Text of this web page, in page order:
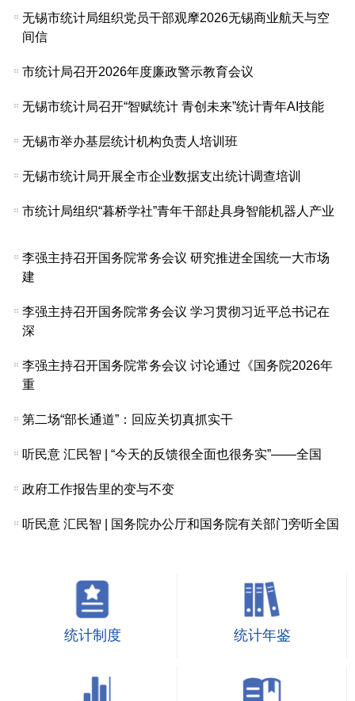
无锡市统计局组织党员干部观摩2026无锡商业航天与空
间信
市统计局召开2026年度廉政警示教育会议
无锡市统计局召开“智赋统计 青创未来”统计青年AI技能
无锡市举办基层统计机构负责人培训班
无锡市统计局开展全市企业数据支出统计调查培训
市统计局组织“暮桥学社”青年干部赴具身智能机器人产业
李强主持召开国务院常务会议 研究推进全国统一大市场
建
李强主持召开国务院常务会议 学习贯彻习近平总书记在
深
李强主持召开国务院常务会议 讨论通过《国务院2026年
重
第二场“部长通道”：回应关切真抓实干
听民意 汇民智 | “今天的反馈很全面也很务实”——全国
政府工作报告里的变与不变
听民意 汇民智 | 国务院办公厅和国务院有关部门旁听全国
统计制度 统计年鉴